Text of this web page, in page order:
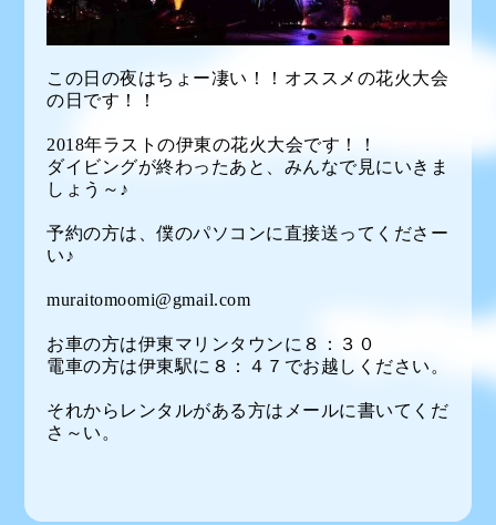
この日の夜はちょー凄い！！オススメの花火大会
の日です！！
2018年ラストの伊東の花火大会です！！
ダイビングが終わったあと、みんなで見にいきま
しょう～♪
予約の方は、僕のパソコンに直接送ってくださー
い♪
muraitomoomi@gmail.com
お車の方は伊東マリンタウンに８：３０
電車の方は伊東駅に８：４７でお越しください。
それからレンタルがある方はメールに書いてくだ
さ～い。